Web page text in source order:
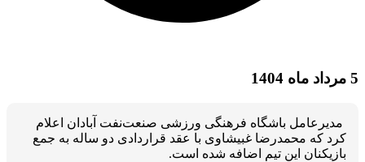
5 مرداد ماه 1404
مدیرعامل باشگاه فرهنگی ورزشی صنعت‌نفت آبادان اعلام
کرد که محمدرضا غبیشاوی با عقد قراردادی دو ساله به جمع
بازیکنان این تیم اضافه شده است.